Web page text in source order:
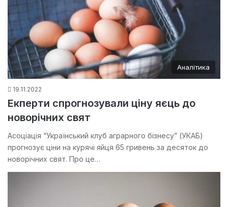
Аналітика
19.11.2022
Екперти спрогнозували ціну яєць до
новорічних свят
Асоціація “Український клуб аграрного бізнесу” (УКАБ)
прогнозує ціни на курячі яйця 65 гривень за десяток до
новорічних свят. Про це…